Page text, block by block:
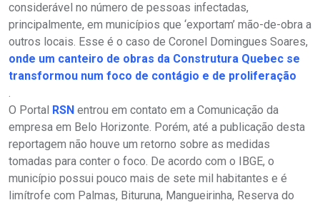
considerável no número de pessoas infectadas,
principalmente, em municípios que ‘exportam’ mão-de-obra a
outros locais. Esse é o caso de Coronel Domingues Soares,
onde um canteiro de obras da Construtura Quebec se
transformou num foco de contágio e de proliferação
.
O Portal RSN entrou em contato em a Comunicação da
empresa em Belo Horizonte. Porém, até a publicação desta
reportagem não houve um retorno sobre as medidas
tomadas para conter o foco. De acordo com o IBGE, o
município possui pouco mais de sete mil habitantes e é
limítrofe com Palmas, Bituruna, Mangueirinha, Reserva do